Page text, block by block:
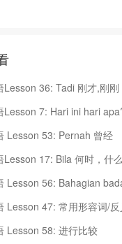
Lesson 36: Tadi 刚才,刚刚
Lesson 7: Hari ini hari
Lesson 53: Pernah 曾经
Lesson 17: Bila 何时，什
Lesson 56: Bahagian
Lesson 47: 常用形容词/
Lesson 58: 进行比较